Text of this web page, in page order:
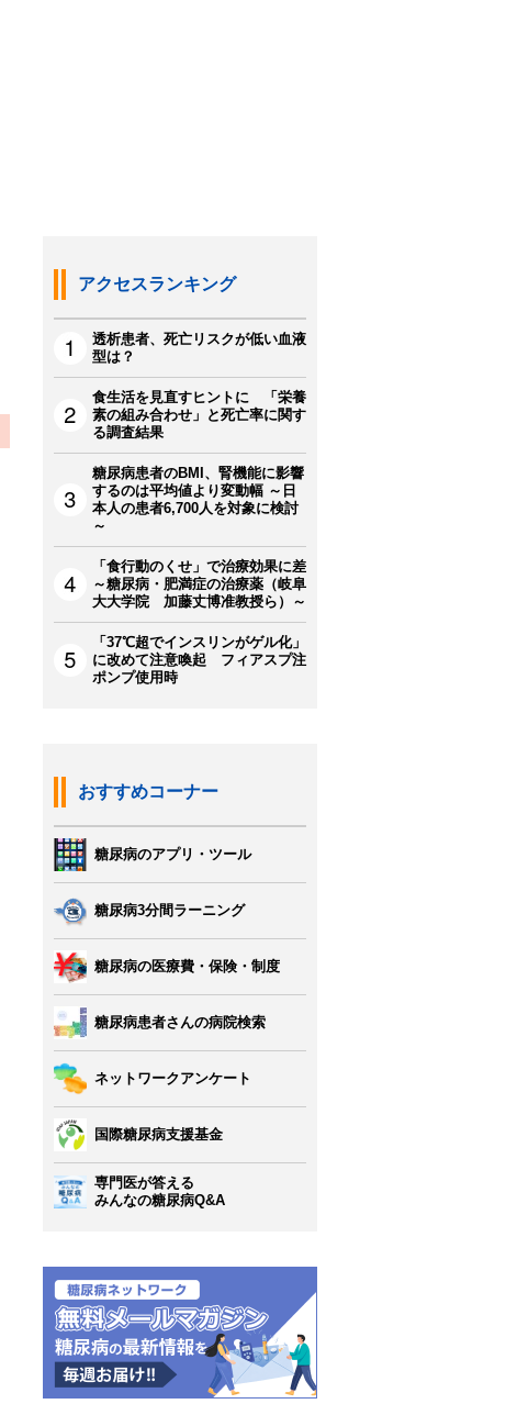
アクセスランキング
透析患者、死亡リスクが低い血液
型は？
食生活を見直すヒントに 「栄養
素の組み合わせ」と死亡率に関す
る調査結果
糖尿病患者のBMI、腎機能に影響
するのは平均値より変動幅 ～日
本人の患者6,700人を対象に検討
～
「食行動のくせ」で治療効果に差
～糖尿病・肥満症の治療薬（岐阜
大大学院 加藤丈博准教授ら）～
「37℃超でインスリンがゲル化」
に改めて注意喚起 フィアスプ注
ポンプ使用時
おすすめコーナー
糖尿病のアプリ・ツール
糖尿病3分間ラーニング
糖尿病の医療費・保険・制度
糖尿病患者さんの病院検索
ネットワークアンケート
国際糖尿病支援基金
専門医が答える
みんなの糖尿病Q&A